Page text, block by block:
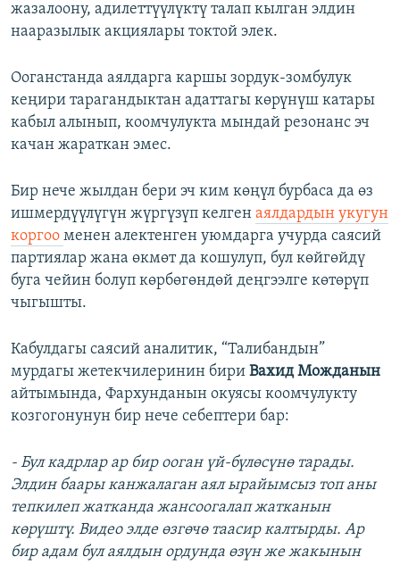
жазалоону, адилеттүүлүктү талап кылган элдин
нааразылык акциялары токтой элек.
Ооганстанда аялдарга каршы зордук-зомбулук
кеңири тарагандыктан адаттагы көрүнүш катары
кабыл алынып, коомчулукта мындай резонанс эч
качан жараткан эмес.
Бир нече жылдан бери эч ким көңүл бурбаса да өз
ишмердүүлүгүн жүргүзүп келген аялдардын укугун
коргоо менен алектенген уюмдарга учурда саясий
партиялар жана өкмөт да кошулуп, бул көйгөйдү
буга чейин болуп көрбөгөндөй деңгээлге көтөрүп
чыгышты.
Кабулдагы саясий аналитик, “Талибандын”
мурдагы жетекчилеринин бири Вахид Можданын
айтымында, Фархунданын окуясы коомчулукту
козгогонунун бир нече себептери бар:
- Бул кадрлар ар бир ооган үй-бүлөсүнө тарады.
Элдин баары канжалаган аял ырайымсыз топ аны
тепкилеп жатканда жансоогалап жатканын
көрүштү. Видео элде өзгөчө таасир калтырды. Ар
бир адам бул аялдын ордунда өзүн же жакынын